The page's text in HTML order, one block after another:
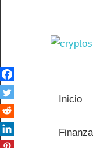
contenido
Inicio